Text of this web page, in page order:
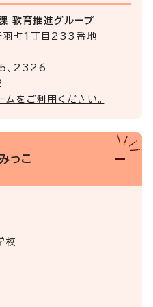
教育推進グループ
町1丁目233番地
、2326
をご利用ください。
っこ
校